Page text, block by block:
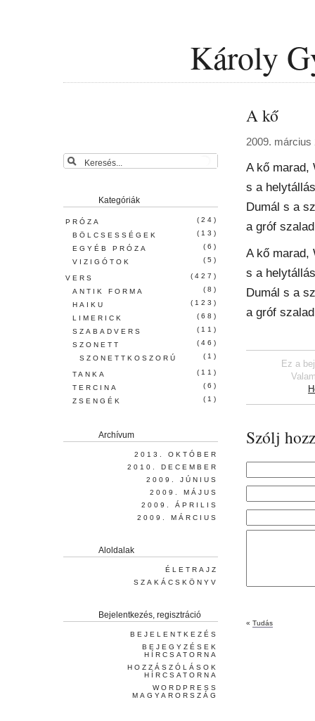
Károly
A kő
2009. március
A kő marad,
s a
Dumál s a
a gróf
A kő marad,
s a
Dumál s a
a gróf
Ez a
Szólj
« Tudás
Kategóriák
PRÓZA
(24)
BÖLCSESSÉGEK
(13)
EGYÉB PRÓZA
(6)
VIZIGÓTOK
(5)
VERS
(427)
ANTIK FORMA
(8)
HAIKU
(123)
LIMERICK
(68)
SZABADVERS
(11)
SZONETT
(46)
SZONETTKOSZORÚ
(1)
TANKA
(11)
TERCINA
(6)
ZSENGÉK
(1)
Archívum
2013. OKTÓBER
2010. DECEMBER
2009. JÚNIUS
2009. MÁJUS
2009. ÁPRILIS
2009. MÁRCIUS
Aloldalak
ÉLETRAJZ
SZAKÁCSKÖNYV
Bejelentkezés, regisztráció
BEJELENTKEZÉS
BEJEGYZÉSEK
HÍRCSATORNA
HOZZÁSZÓLÁSOK
HÍRCSATORNA
WORDPRESS
MAGYARORSZÁG